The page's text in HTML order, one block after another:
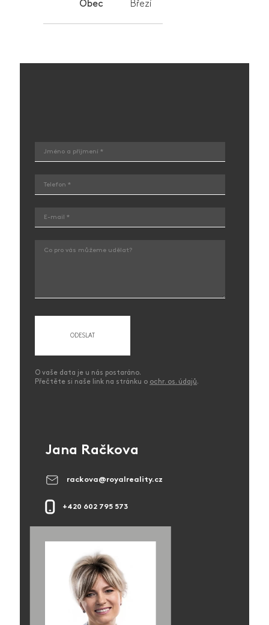
Obec Březí
Jméno a příjmení *
Telefon *
E-mail *
Co pro vás můžeme udělat?
O vaše data je u nás postaráno.
Přečtěte si naše link na stránku o ochr. os. údajů.
Jana Račkova
rackova@royalreality.cz
+420 602 795 573